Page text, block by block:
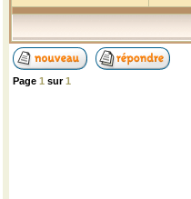
Page 1 sur1